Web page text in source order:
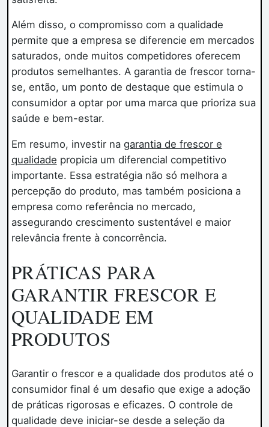
Além disso, o compromisso com a qualidade
permite que a empresa se diferencie em mercados
saturados, onde muitos competidores oferecem
produtos semelhantes. A garantia de frescor torna-
se, então, um ponto de destaque que estimula o
consumidor a optar por uma marca que prioriza sua
saúde e bem-estar.
Em resumo, investir na garantia de frescor e
qualidade propicia um diferencial competitivo
importante. Essa estratégia não só melhora a
percepção do produto, mas também posiciona a
empresa como referência no mercado,
assegurando crescimento sustentável e maior
relevância frente à concorrência.
PRÁTICAS PARA
GARANTIR FRESCOR E
QUALIDADE EM
PRODUTOS
Garantir o frescor e a qualidade dos produtos até o
consumidor final é um desafio que exige a adoção
de práticas rigorosas e eficazes. O controle de
qualidade deve iniciar-se desde a seleção da